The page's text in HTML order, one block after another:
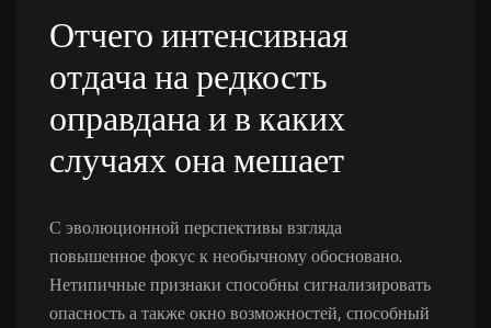
Отчего интенсивная
отдача на редкость
оправдана и в каких
случаях она мешает
С эволюционной перспективы взгляда
повышенное фокус к необычному обосновано.
Нетипичные признаки способны сигнализировать
опасность а также окно возможностей, способный